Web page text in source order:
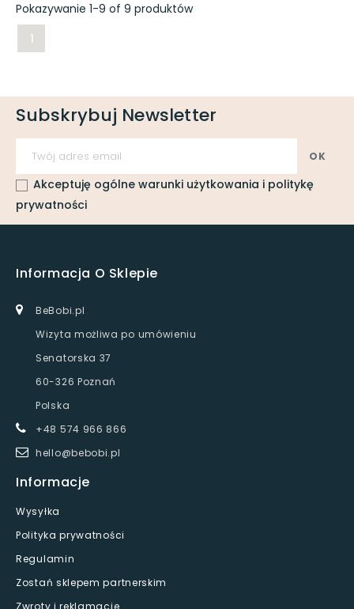
Pokazywanie 1-9 of 9 produktów
1
Subskrybuj Newsletter
Akceptuję ogólne warunki użytkowania i politykę
prywatności
Informacja O Sklepie
BeBobi.pl
Wizyta możliwa po umówieniu
Senatorska 37
60-326 Poznań
Polska
+48 574 966 866
hello@bebobi.pl
Informacje
Wysyłka
Polityka prywatności
Regulamin
Zostań sklepem partnerskim
Zwroty i reklamacje